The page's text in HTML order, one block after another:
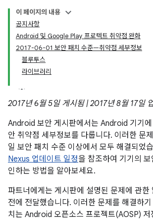
이 페이지의 내용
공지사항
Android 및 Google Play 프로텍트 취약점 완화
2017-06-01 보안 패치 수준—취약점 세부정보
블루투스
라이브러리
2017년 6월 5일 게시됨 | 2017년 8월 17일
Android 보안 게시판에서는 Android 기기
안 취약점 세부정보를 다룹니다. 이러한 문
일 보안 패치 수준 이상에서 모두 해결되었
Nexus 업데이트 일정을 참조하여 기기의
인하는 방법을 알아보세요.
파트너에게는 게시판에 설명된 문제에 관한
전에 전달했습니다. 이러한 문제를 해결하
치는 Android 오픈소스 프로젝트(AOSP) 저